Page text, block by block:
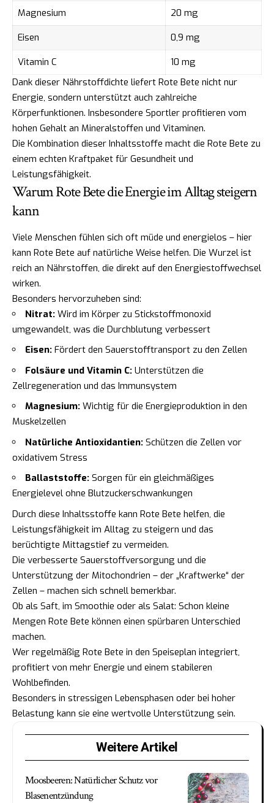
Magnesium
20 mg
Eisen
0,9 mg
Vitamin C
10 mg
Dank dieser Nährstoffdichte liefert Rote Bete nicht nur
Energie, sondern unterstützt auch zahlreiche
Körperfunktionen. Insbesondere Sportler profitieren vom
hohen Gehalt an Mineralstoffen und Vitaminen.
Die Kombination dieser Inhaltsstoffe macht die Rote Bete zu
einem echten Kraftpaket für Gesundheit und
Leistungsfähigkeit.
Warum Rote Bete die Energie im Alltag steigern
kann
Viele Menschen fühlen sich oft müde und energielos – hier
kann Rote Bete auf natürliche Weise helfen. Die Wurzel ist
reich an Nährstoffen, die direkt auf den Energiestoffwechsel
wirken.
Besonders hervorzuheben sind:
Nitrat: Wird im Körper zu Stickstoffmonoxid
umgewandelt, was die Durchblutung verbessert
Eisen: Fördert den Sauerstofftransport zu den Zellen
Folsäure und Vitamin C: Unterstützen die
Zellregeneration und das Immunsystem
Magnesium: Wichtig für die Energieproduktion in den
Muskelzellen
Natürliche Antioxidantien: Schützen die Zellen vor
oxidativem Stress
Ballaststoffe: Sorgen für ein gleichmäßiges
Energielevel ohne Blutzuckerschwankungen
Durch diese Inhaltsstoffe kann Rote Bete helfen, die
Leistungsfähigkeit im Alltag zu steigern und das
berüchtigte Mittagstief zu vermeiden.
Die verbesserte Sauerstoffversorgung und die
Unterstützung der Mitochondrien – der „Kraftwerke“ der
Zellen – machen sich schnell bemerkbar.
Ob als Saft, im Smoothie oder als Salat: Schon kleine
Mengen Rote Bete können einen spürbaren Unterschied
machen.
Wer regelmäßig Rote Bete in den Speiseplan integriert,
profitiert von mehr Energie und einem stabileren
Wohlbefinden.
Besonders in stressigen Lebensphasen oder bei hoher
Belastung kann sie eine wertvolle Unterstützung sein.
Weitere Artikel
Moosbeeren: Natürlicher Schutz vor
Blasenentzündung